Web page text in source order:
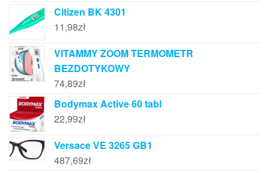
Citizen BK 4301
11,98zł
VITAMMY ZOOM TERMOMETR
BEZDOTYKOWY
74,89zł
Bodymax Active 60 tabl
22,99zł
Versace VE 3265 GB1
487,69zł